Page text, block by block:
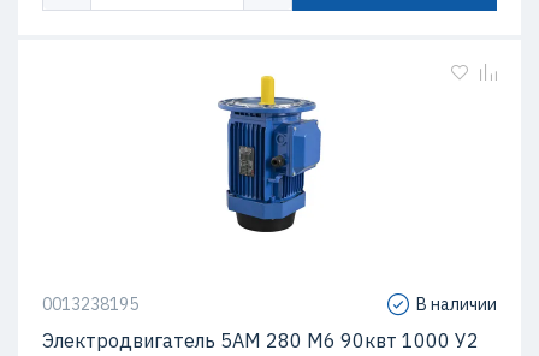
0013238195 В наличии
Электродвигатель 5АМ 280 М6 90квт 1000 У2